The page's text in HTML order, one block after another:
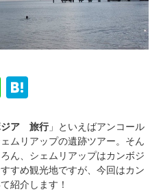
Line
ジア 旅行」といえばアンコール
ムリアップの遺跡ツアー。そん
ん、シェムリアップはカンボジ
すめ観光地ですが、今回はカン
紹介します！